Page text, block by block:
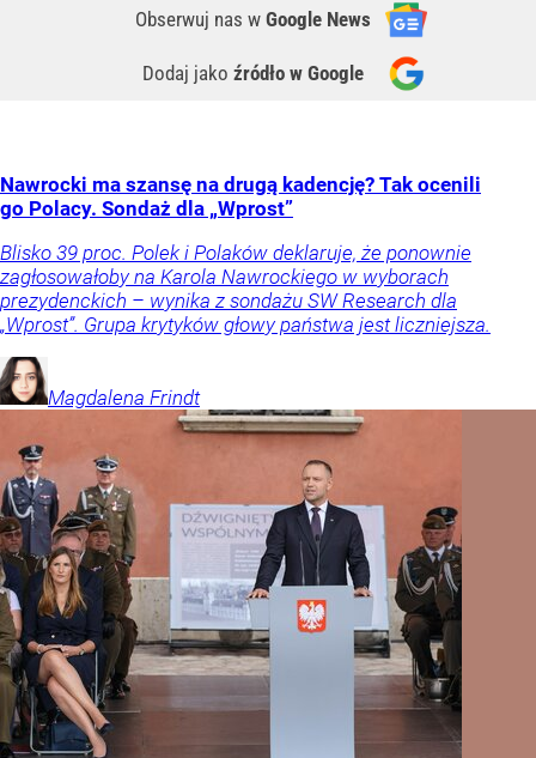
Obserwuj nas w Google News
Dodaj jako źródło w Google
Nawrocki ma szansę na drugą kadencję? Tak ocenili
go Polacy. Sondaż dla „Wprost”
Blisko 39 proc. Polek i Polaków deklaruje, że ponownie
zagłosowałoby na Karola Nawrockiego w wyborach
prezydenckich – wynika z sondażu SW Research dla
„Wprost”. Grupa krytyków głowy państwa jest liczniejsza.
Magdalena Frindt